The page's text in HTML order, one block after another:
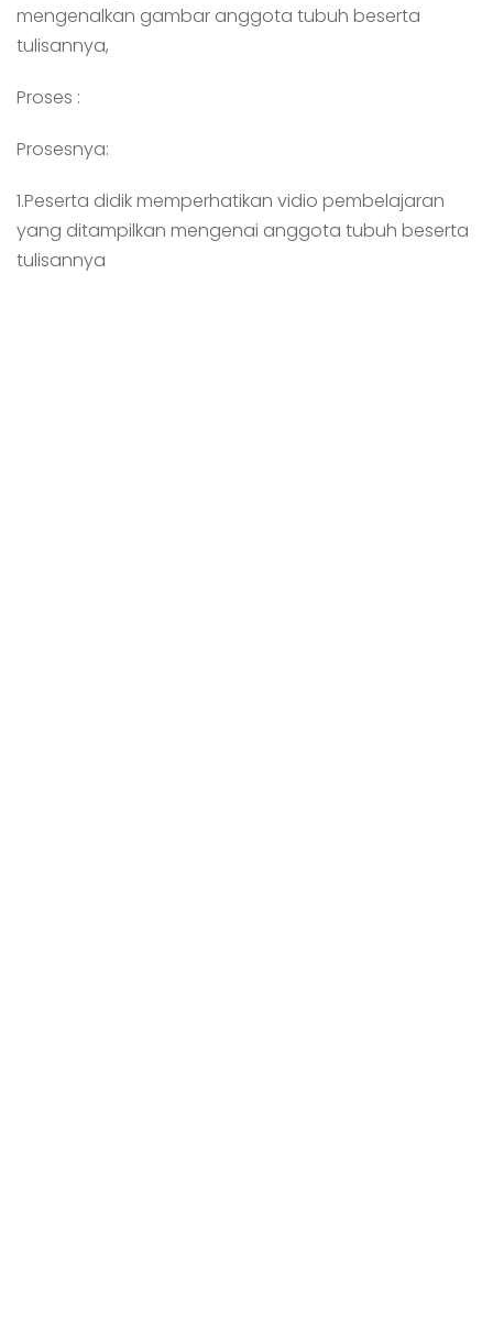
mengenalkan gambar anggota tubuh beserta
tulisannya,
Proses :
Prosesnya:
1.Peserta didik memperhatikan vidio pembelajaran
yang ditampilkan mengenai anggota tubuh beserta
tulisannya